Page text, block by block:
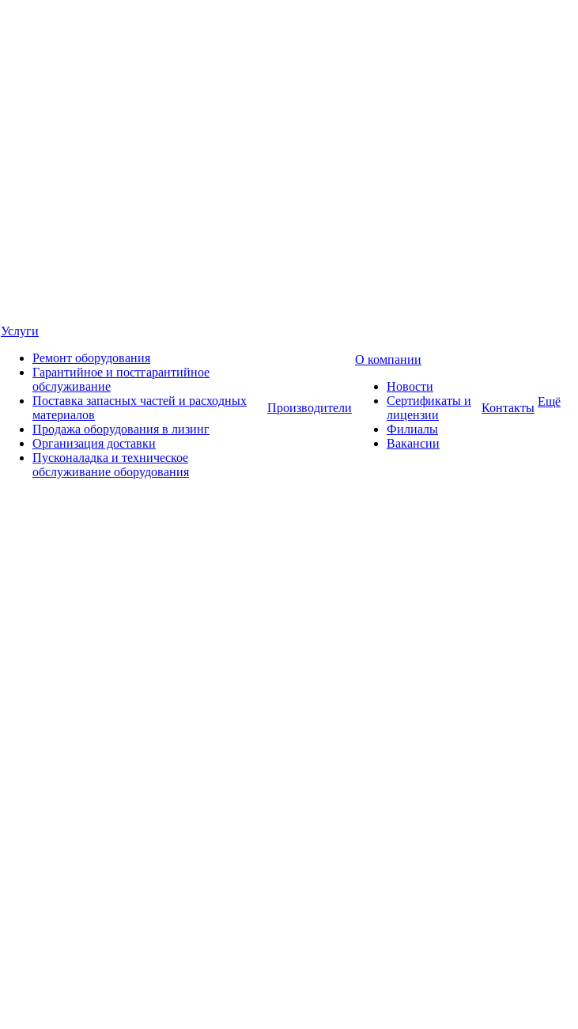
Услуги
Ремонт оборудования
Гарантийное и постгарантийное
обслуживание
Поставка запасных частей и расходных
материалов
Продажа оборудования в лизинг
Организация доставки
Пусконаладка и техническое
обслуживание оборудования
Производители
О компании
Новости
Сертификаты и
лицензии
Филиалы
Вакансии
Контакты Ещё